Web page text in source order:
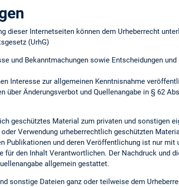
dieser Internetseiten können dem Urheberrecht
(UrhG)
und Bekanntmachungen sowie Entscheidungen
Interesse zur allgemeinen Kenntnisnahme
über Änderungsverbot und Quellenangabe in § 62
geschütztes Material zum privaten und sonstigen
Verwendung urheberrechtlich geschützten
Publikationen und deren Veröffentlichung ist nur mit
für den Inhalt Verantwortlichen. Der Nachdruck und
allgemein gestattet.
sonstige Dateien ganz oder teilweise dem